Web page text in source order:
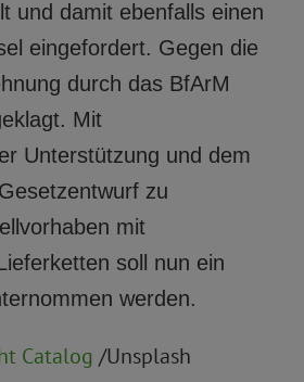
und damit ebenfalls einen
eingefordert. Gegen die
durch das BfArM
Mit
Unterstützung und dem
zu
mit
soll nun ein
werden.
Catalog /Unsplash